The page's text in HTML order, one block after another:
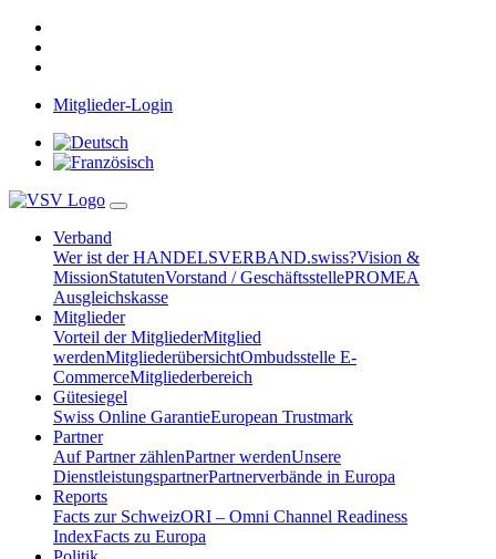
Mitglieder-Login
Verband
Wer ist der HANDELSVERBAND.swiss?Vision &
MissionStatutenVorstand / GeschäftsstellePROMEA
Ausgleichskasse
Mitglieder
Vorteil der MitgliederMitglied
werdenMitgliederübersichtOmbudsstelle E-
CommerceMitgliederbereich
Gütesiegel
Swiss Online GarantieEuropean Trustmark
Partner
Auf Partner zählenPartner werdenUnsere
DienstleistungspartnerPartnerverbände in Europa
Reports
Facts zur SchweizORI – Omni Channel Readiness
IndexFacts zu Europa